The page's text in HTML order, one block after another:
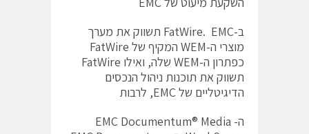
ב-FatWire. EMC תשווק את מערך
מוצרי ה-WEM המקיף של FatWire
כפתרון ה-WEM שלה, ואילו FatWire
תשווק את תוכנות ניהול הנכסים
הדיגיטליים של EMC, לרבות
ה- EMC Documentum® Media